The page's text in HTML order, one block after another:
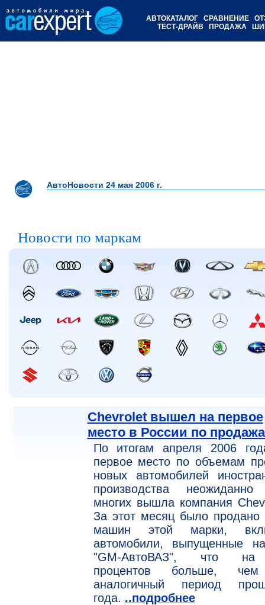
АВТОКАТАЛОГ СРАВНЕНИЕ
ТЕСТ-ДРАЙВ
ПРОДАЖА
АвтоНовости 24 мая 2006 г.
Новости по маркам
Chevrolet вышел на первое
место в России по
По итогам апреля 2006
первое место по объемам
новых автомобилей
производства
многих вышла компания
За этот месяц было продано
машин этой марки,
автомобили, выпущенные
"GM-АвтоВАЗ", что
процентов больше,
аналогичный период
года. ..подробнее